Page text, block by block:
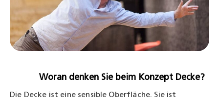
Woran denken Sie beim Konzept Decke?
Die Decke ist eine sensible Oberfläche. Sie ist